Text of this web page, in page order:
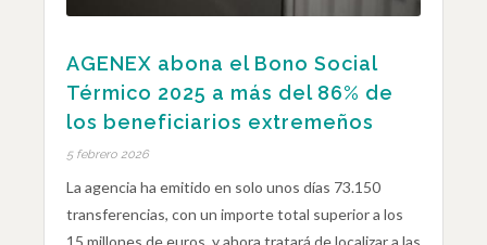
AGENEX abona el Bono Social
Térmico 2025 a más del 86% de
los beneficiarios extremeños
5 febrero 2026
La agencia ha emitido en solo unos días 73.150
transferencias, con un importe total superior a los
15 millones de euros, y ahora tratará de localizar a las